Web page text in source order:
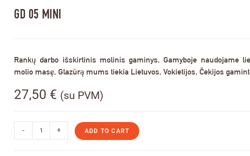
GD 05 MINI
Rankų darbo išskirtinis molinis gaminys, Gamyboje naudojame
molio masę, Glazūrą mums tiekia Lietuvos, Vokietijos, Čekijos
27,50 € (su PVM)
- + ADD TO CART